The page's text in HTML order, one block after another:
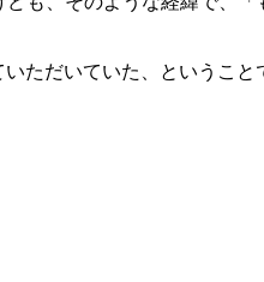
ただいていた、ということ